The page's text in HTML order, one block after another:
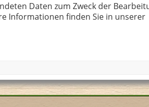
Daten zum Zweck der
Informationen finden Sie in unserer